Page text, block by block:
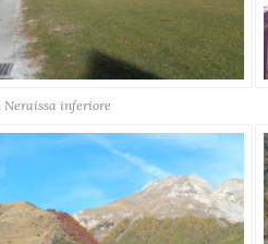
Neraissa inferiore